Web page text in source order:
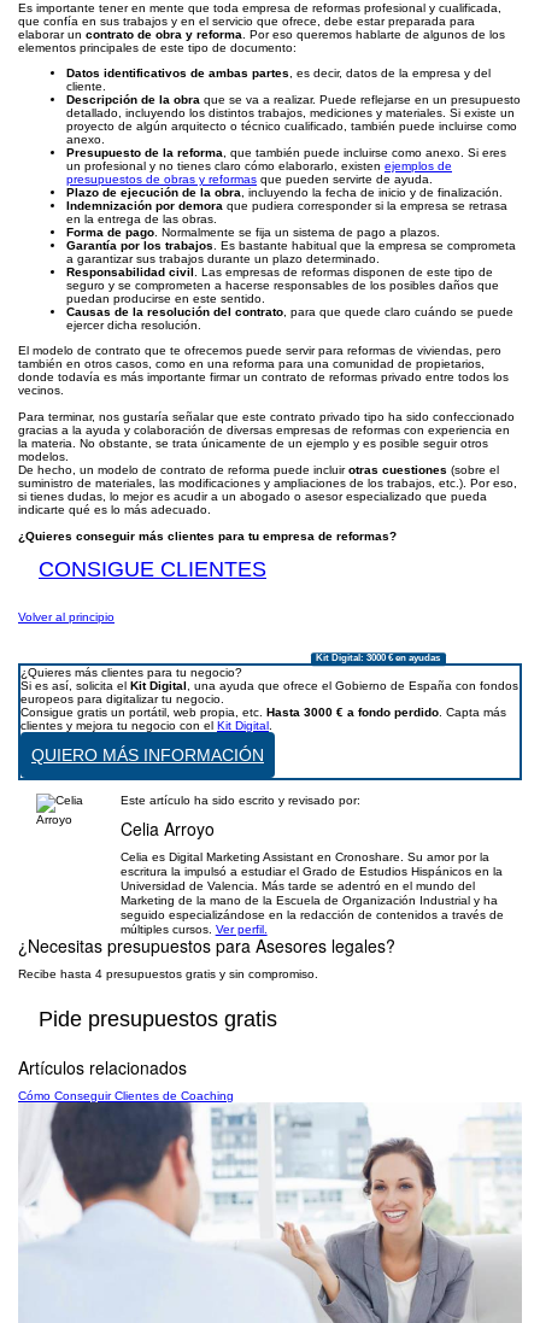
Es importante tener en mente que toda empresa de reformas profesional y cualificada,
que confía en sus trabajos y en el servicio que ofrece, debe estar preparada para
elaborar un contrato de obra y reforma. Por eso queremos hablarte de algunos de los
elementos principales de este tipo de documento:
Datos identificativos de ambas partes, es decir, datos de la empresa y del
cliente.
Descripción de la obra que se va a realizar. Puede reflejarse en un presupuesto
detallado, incluyendo los distintos trabajos, mediciones y materiales. Si existe un
proyecto de algún arquitecto o técnico cualificado, también puede incluirse como
anexo.
Presupuesto de la reforma, que también puede incluirse como anexo. Si eres
un profesional y no tienes claro cómo elaborarlo, existen ejemplos de
presupuestos de obras y reformas que pueden servirte de ayuda.
Plazo de ejecución de la obra, incluyendo la fecha de inicio y de finalización.
Indemnización por demora que pudiera corresponder si la empresa se retrasa
en la entrega de las obras.
Forma de pago. Normalmente se fija un sistema de pago a plazos.
Garantía por los trabajos. Es bastante habitual que la empresa se comprometa
a garantizar sus trabajos durante un plazo determinado.
Responsabilidad civil. Las empresas de reformas disponen de este tipo de
seguro y se comprometen a hacerse responsables de los posibles daños que
puedan producirse en este sentido.
Causas de la resolución del contrato, para que quede claro cuándo se puede
ejercer dicha resolución.
El modelo de contrato que te ofrecemos puede servir para reformas de viviendas, pero
también en otros casos, como en una reforma para una comunidad de propietarios,
donde todavía es más importante firmar un contrato de reformas privado entre todos los
vecinos.
Para terminar, nos gustaría señalar que este contrato privado tipo ha sido confeccionado
gracias a la ayuda y colaboración de diversas empresas de reformas con experiencia en
la materia. No obstante, se trata únicamente de un ejemplo y es posible seguir otros
modelos.
De hecho, un modelo de contrato de reforma puede incluirotras cuestiones (sobre el
suministro de materiales, las modificaciones y ampliaciones de los trabajos, etc.). Por eso,
si tienes dudas, lo mejor es acudir a un abogado o asesor especializado que pueda
indicarte qué es lo más adecuado.
¿Quieres conseguir más clientes para tu empresa de reformas?
CONSIGUE CLIENTES
Volver al principio
Kit Digital: 3000 € en ayudas
¿Quieres más clientes para tu negocio?
Si es así, solicita el Kit Digital, una ayuda que ofrece el Gobierno de España con fondos
europeos para digitalizar tu negocio.
Consigue gratis un portátil, web propia, etc. Hasta 3000 € a fondo perdido. Capta más
clientes y mejora tu negocio con el Kit Digital.
QUIERO MÁS INFORMACIÓN
Este artículo ha sido escrito y revisado por:
Celia Arroyo
Celia es Digital Marketing Assistant en Cronoshare. Su amor por la
escritura la impulsó a estudiar el Grado de Estudios Hispánicos en la
Universidad de Valencia. Más tarde se adentró en el mundo del
Marketing de la mano de la Escuela de Organización Industrial y ha
seguido especializándose en la redacción de contenidos a través de
múltiples cursos. Ver perfil.
¿Necesitas presupuestos para Asesores legales?
Recibe hasta 4 presupuestos gratis y sin compromiso.
Pide presupuestos gratis
Artículos relacionados
Cómo Conseguir Clientes de Coaching